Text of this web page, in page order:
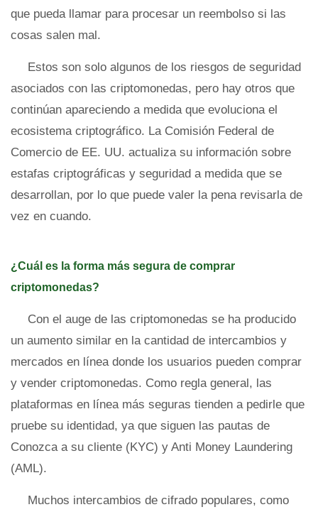
que pueda llamar para procesar un reembolso si las
cosas salen mal.
Estos son solo algunos de los riesgos de seguridad
asociados con las criptomonedas, pero hay otros que
continúan apareciendo a medida que evoluciona el
ecosistema criptográfico. La Comisión Federal de
Comercio de EE. UU. actualiza su información sobre
estafas criptográficas y seguridad a medida que se
desarrollan, por lo que puede valer la pena revisarla de
vez en cuando.
¿Cuál es la forma más segura de comprar
criptomonedas?
Con el auge de las criptomonedas se ha producido
un aumento similar en la cantidad de intercambios y
mercados en línea donde los usuarios pueden comprar
y vender criptomonedas. Como regla general, las
plataformas en línea más seguras tienden a pedirle que
pruebe su identidad, ya que siguen las pautas de
Conozca a su cliente (KYC) y Anti Money Laundering
(AML).
Muchos intercambios de cifrado populares, como